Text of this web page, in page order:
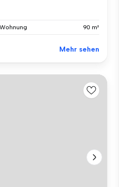
Wohnung 90 m²
Mehr sehen